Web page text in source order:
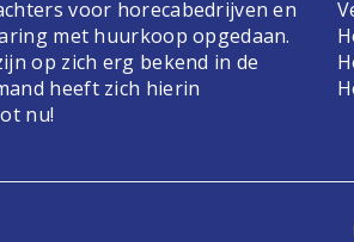
voor horecabedrijven en
met huurkoop opgedaan.
op zich erg bekend in de
heeft zich hierin
nu!